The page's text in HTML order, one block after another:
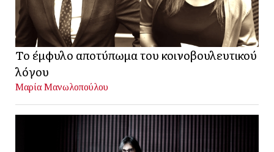
Το έμφυλο αποτύπωμα του κοινοβουλευτικού
λόγου
Μαρία Μανωλοπούλου